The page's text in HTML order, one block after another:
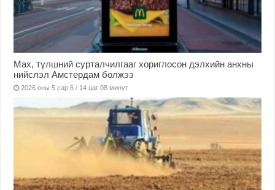
Мах, түлшний сурталчилгааг хориглосон дэлхийн анхны
нийслэл Амстердам болжээ
2026 оны 5 сар 6 / 14 цаг 08 минут